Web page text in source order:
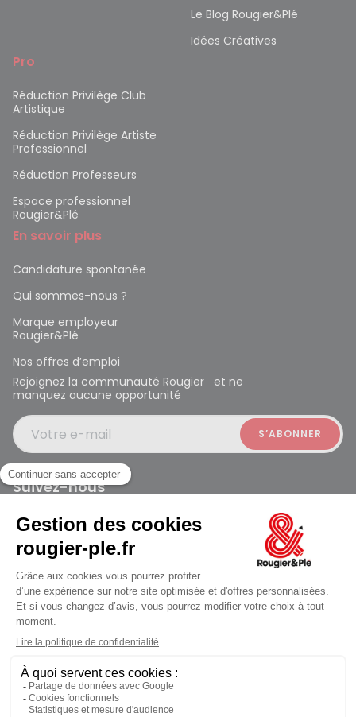
Ferme à 19:00
Le Blog Rougier&Plé
Idées Créatives
Pro
Réduction Privilège Club
Artistique
Réduction Privilège Artiste
Professionnel
Réduction Professeurs
Espace professionnel
Rougier&Plé
En savoir plus
Candidature spontanée
Qui sommes-nous ?
Marque employeur
Rougier&Plé
Nos offres d’emploi
Rejoignez la communauté Rougier et ne
manquez aucune opportunité
Votre e-mail
Suivez-nous
Rougier et Plé 2024 Copyright
Mentions légales
Conditions générales des ventes
Données personnelles